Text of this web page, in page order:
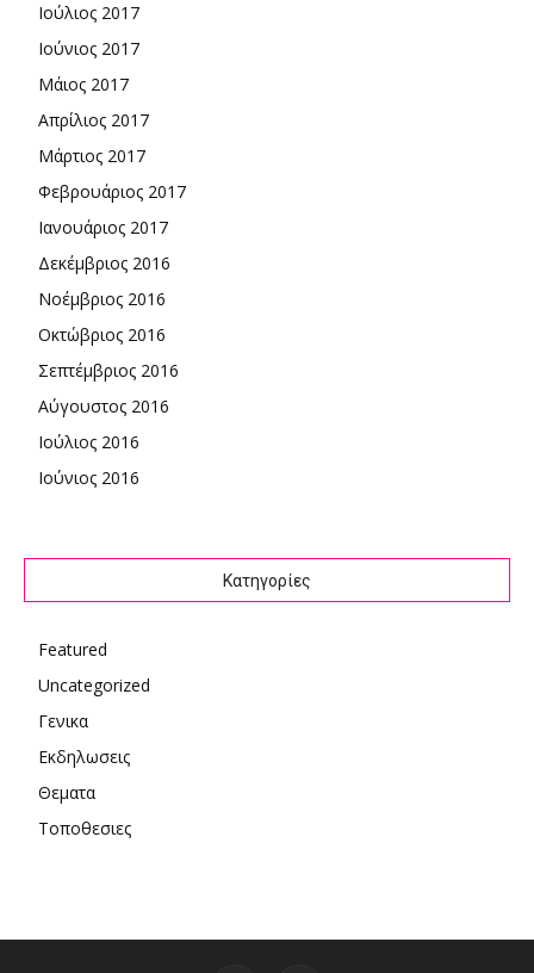
Ιούλιος 2017
Ιούνιος 2017
Μάιος 2017
Απρίλιος 2017
Μάρτιος 2017
Φεβρουάριος 2017
Ιανουάριος 2017
Δεκέμβριος 2016
Νοέμβριος 2016
Οκτώβριος 2016
Σεπτέμβριος 2016
Αύγουστος 2016
Ιούλιος 2016
Ιούνιος 2016
Kατηγορίες
Featured
Uncategorized
Γενικα
Εκδηλωσεις
Θεματα
Τοποθεσιες